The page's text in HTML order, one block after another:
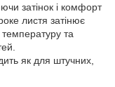
затінок і комфорт
листя затінює
та
як для штучних,